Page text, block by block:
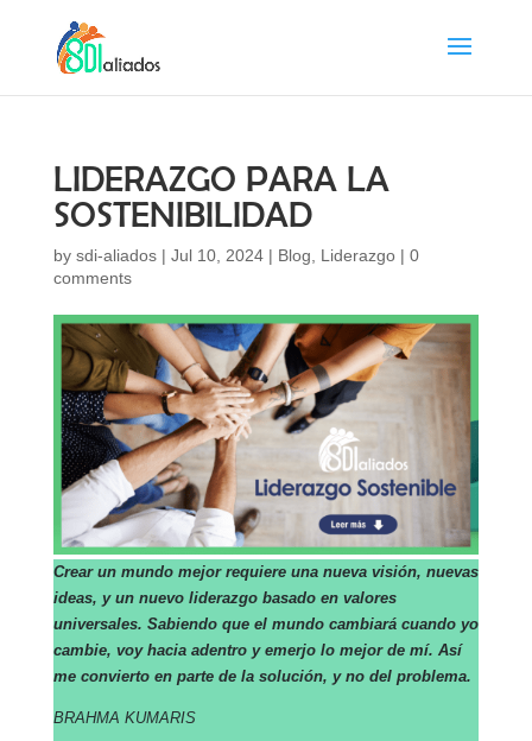
LIDERAZGO PARA LA
SOSTENIBILIDAD
by sdi-aliados| Jul 10, 2024| Blog Liderazgo| 0
comments
Crear un mundo mejor requiere una nueva visión, nuevas
ideas, y un nuevo liderazgo basado en valores
universales. Sabiendo que el mundo cambiará cuando yo
cambie, voy hacia adentro y emerjo lo mejor de mí. Así
me convierto en parte de la solución, y no del problema.
BRAHMA KUMARIS